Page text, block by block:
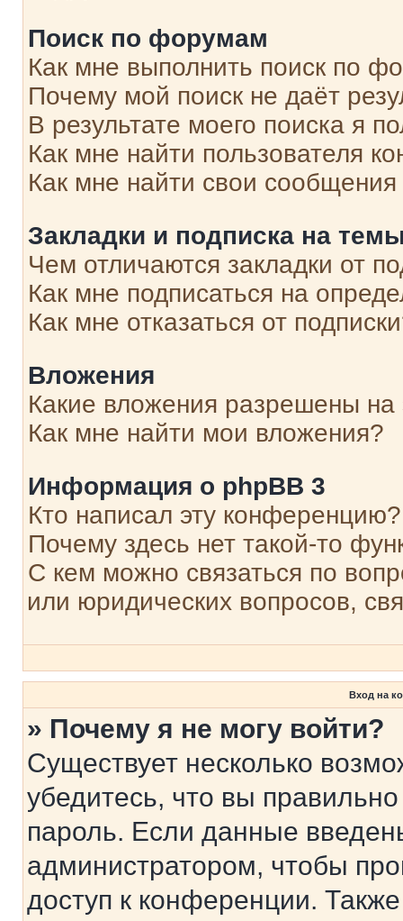
Поиск по форумам
Как мне выполнить поиск по
Почему мой поиск не даёт
В результате моего поиска я
Как мне найти пользователя
Как мне найти свои
Закладки и подписка на
Чем отличаются закладки от
Как мне подписаться на
Как мне отказаться от
Вложения
Какие вложения разрешены
Как мне найти мои вложения?
Информация о phpBB 3
Кто написал эту конференцию?
Почему здесь нет такой-то
С кем можно связаться по
или юридических вопросов,
Вход на
» Почему я не могу войти?
Существует несколько
убедитесь, что вы
пароль. Если данные
администратором, чтобы
доступ к конференции.